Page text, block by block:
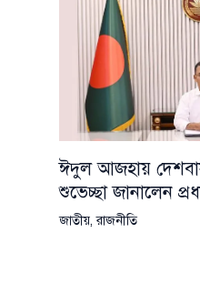
ঈদুল আজহায়
শুভেচ্ছা জানালেন
জাতীয়,রাজনীতি